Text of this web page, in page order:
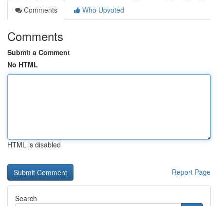
Comments
Who Upvoted
Comments
Submit a Comment
No HTML
HTML is disabled
Report Page
Search